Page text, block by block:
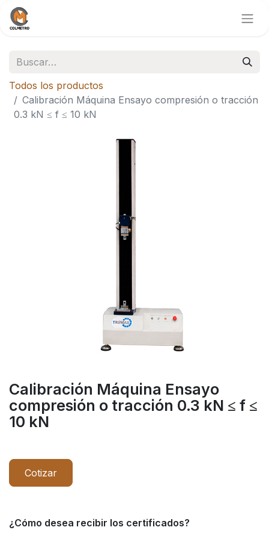
Todos los productos
Calibración Máquina Ensayo compresión o tracción
0.3 kN ≤ f ≤ 10 kN
Calibración Máquina Ensayo
compresión o tracción 0.3 kN ≤ f ≤
10 kN
Cotizar
¿Cómo desea recibir los certificados?